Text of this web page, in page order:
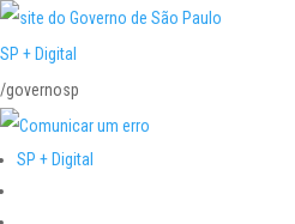
SP + Digital
/governosp
SP + Digital